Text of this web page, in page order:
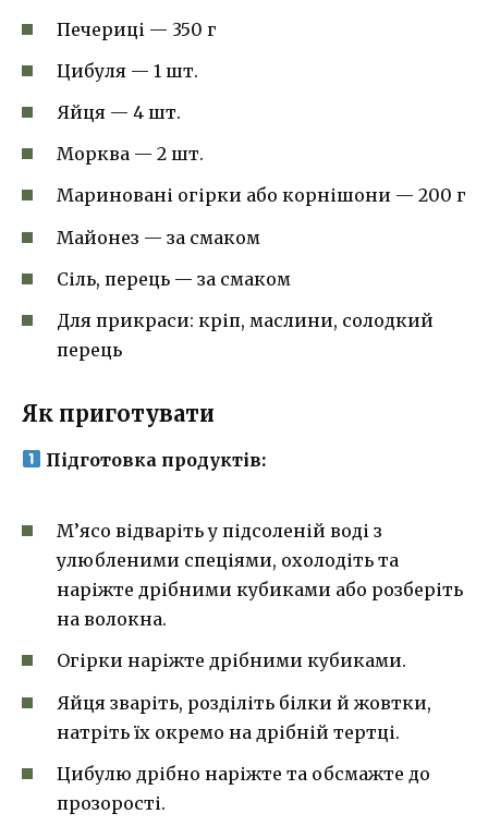
Печериці — 350 г
Цибуля — 1 шт.
Яйця — 4 шт.
Морква — 2 шт.
Мариновані огірки або корнішони — 200 г
Майонез — за смаком
Сіль, перець — за смаком
Для прикраси: кріп, маслини, солодкий
перець
Як приготувати
Підготовка продуктів:
М’ясо відваріть у підсоленій воді з
улюбленими спеціями, охолодіть та
наріжте дрібними кубиками або розберіть
на волокна.
Огірки наріжте дрібними кубиками.
Яйця зваріть, розділіть білки й жовтки,
натріть їх окремо на дрібній тертці.
Цибулю дрібно наріжте та обсмажте до
прозорості.